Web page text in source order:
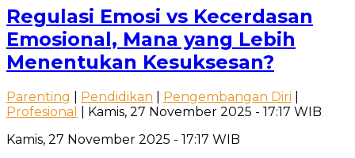
Regulasi Emosi vs Kecerdasan
Emosional, Mana yang Lebih
Menentukan Kesuksesan?
Parenting Pendidikan Pengembangan Diri
Profesional
| Kamis, 27 November 2025 - 17:17 WIB
Kamis, 27 November 2025 - 17:17 WIB